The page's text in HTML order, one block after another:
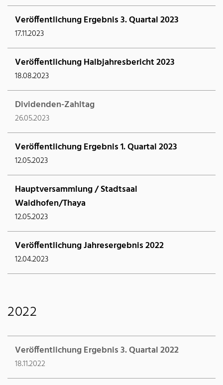
Veröffentlichung Ergebnis 3. Quartal 2023
17.11.2023
Veröffentlichung Halbjahresbericht 2023
18.08.2023
Dividenden-Zahltag
26.05.2023
Veröffentlichung Ergebnis 1. Quartal 2023
12.05.2023
Hauptversammlung / Stadtsaal
Waidhofen/Thaya
12.05.2023
Veröffentlichung Jahresergebnis 2022
12.04.2023
2022
Veröffentlichung Ergebnis 3. Quartal 2022
18.11.2022